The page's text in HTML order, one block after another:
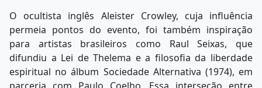
O ocultista inglês Aleister Crowley, cuja influência
permeia pontos do evento, foi também inspiração
para artistas brasileiros como Raul Seixas, que
difundiu a Lei de Thelema e a filosofia da liberdade
espiritual no álbum Sociedade Alternativa (1974), em